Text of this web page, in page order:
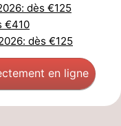
: dès €125
€410
: dès €125
en ligne